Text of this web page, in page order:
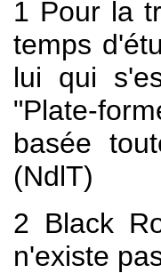
1 Pour la
temps
lui qui
"Plate-
basée
(NdlT)
2 Black
n'existe